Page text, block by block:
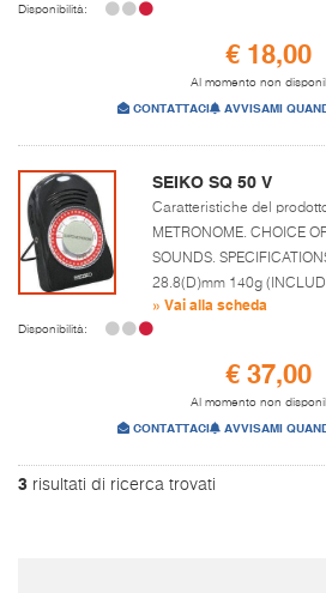
Disponibilità:
€ 18,00
Al momento non
CONTATTACI AVVISAMI
SEIKO SQ 50 V
Caratteristiche del
METRONOME. CHOICE
SOUNDS.
28.8(D)mm 140g
» Vai alla scheda
Disponibilità:
€ 37,00
Al momento non
CONTATTACI AVVISAMI
3 risultati di ricerca trovati